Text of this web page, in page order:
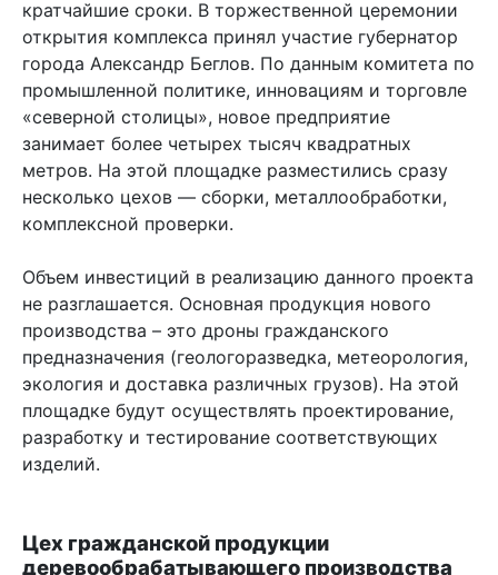
кратчайшие сроки. В торжественной церемонии
открытия комплекса принял участие губернатор
города Александр Беглов. По данным комитета по
промышленной политике, инновациям и торговле
«северной столицы», новое предприятие
занимает более четырех тысяч квадратных
метров. На этой площадке разместились сразу
несколько цехов — сборки, металлообработки,
комплексной проверки.
Объем инвестиций в реализацию данного проекта
не разглашается. Основная продукция нового
производства – это дроны гражданского
предназначения (геологоразведка, метеорология,
экология и доставка различных грузов). На этой
площадке будут осуществлять проектирование,
разработку и тестирование соответствующих
изделий.
Цех гражданской продукции
деревообрабатывающего производства